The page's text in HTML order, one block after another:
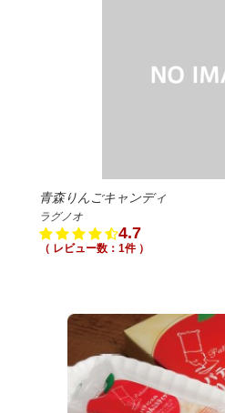
青森りんごキャンディ
ラグノオ
4.7
（ レビュー数：1件 ）